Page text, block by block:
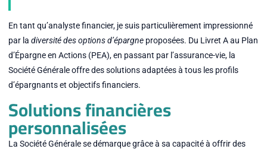
En tant qu’analyste financier, je suis particulièrement impressionné
par la diversité des options d’épargneproposées. Du Livret A au Plan
d’Épargne en Actions (PEA), en passant par l’assurance-vie, la
Société Générale offre des solutions adaptées à tous les profils
d’épargnants et objectifs financiers.
Solutions financières
personnalisées
La Société Générale se démarque grâce à sa capacité à offrir des